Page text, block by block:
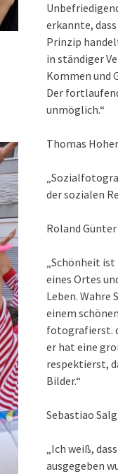
erkannte,
Prinzip
in ständiger
Kommen und
Der
unmöglich.“
Thomas
der sozialen
Roland Günter
„Schönheit ist
eines Ortes
Leben.
einem
fotografierst.
er hat eine
respektierst,
Bilder.“
Sebastiao
„Ich weiß,
ausgegeben